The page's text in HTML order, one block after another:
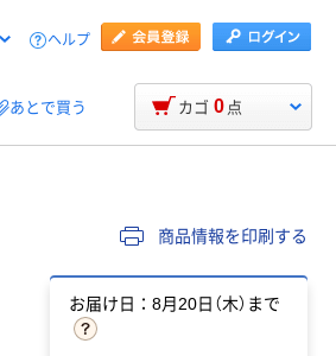
ヘルプ
あとで買う カゴ 0 点
商品情報を印刷する
お届け日：8月20日（木）まで